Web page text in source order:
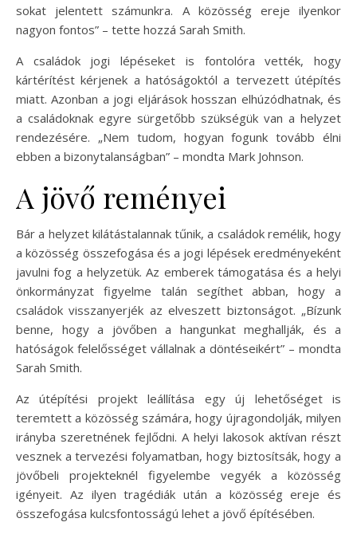
sokat jelentett számunkra. A közösség ereje ilyenkor
nagyon fontos” – tette hozzá Sarah Smith.
A családok jogi lépéseket is fontolóra vették, hogy
kártérítést kérjenek a hatóságoktól a tervezett útépítés
miatt. Azonban a jogi eljárások hosszan elhúzódhatnak, és
a családoknak egyre sürgetőbb szükségük van a helyzet
rendezésére. „Nem tudom, hogyan fogunk tovább élni
ebben a bizonytalanságban” – mondta Mark Johnson.
A jövő reményei
Bár a helyzet kilátástalannak tűnik, a családok remélik, hogy
a közösség összefogása és a jogi lépések eredményeként
javulni fog a helyzetük. Az emberek támogatása és a helyi
önkormányzat figyelme talán segíthet abban, hogy a
családok visszanyerjék az elveszett biztonságot. „Bízunk
benne, hogy a jövőben a hangunkat meghallják, és a
hatóságok felelősséget vállalnak a döntéseikért” – mondta
Sarah Smith.
Az útépítési projekt leállítása egy új lehetőséget is
teremtett a közösség számára, hogy újragondolják, milyen
irányba szeretnének fejlődni. A helyi lakosok aktívan részt
vesznek a tervezési folyamatban, hogy biztosítsák, hogy a
jövőbeli projekteknél figyelembe vegyék a közösség
igényeit. Az ilyen tragédiák után a közösség ereje és
összefogása kulcsfontosságú lehet a jövő építésében.